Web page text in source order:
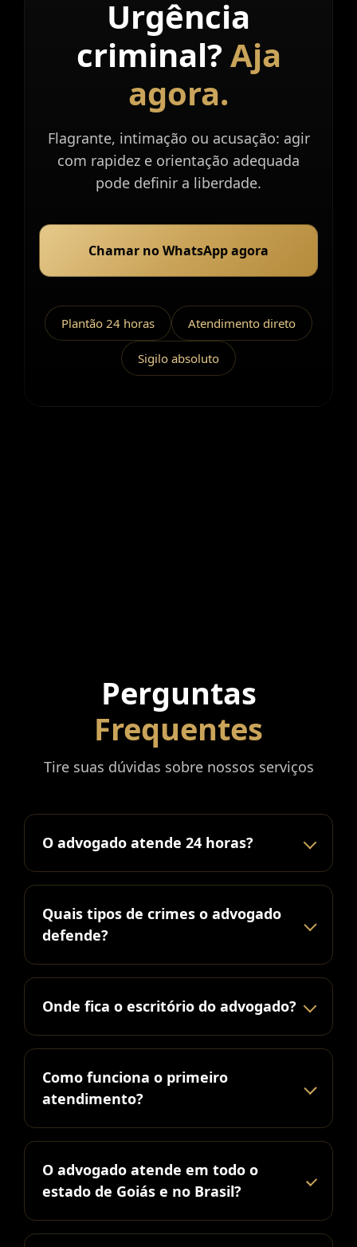
Urgência
criminal?Aja
agora.
Flagrante, intimação ou acusação: agir
com rapidez e orientação adequada
pode definir a liberdade.
Chamar no WhatsApp agora
Plantão 24 horas Atendimento direto
Sigilo absoluto
Perguntas
Frequentes
Tire suas dúvidas sobre nossos serviços
O advogado atende 24 horas?
Quais tipos de crimes o advogado
defende?
Onde fica o escritório do advogado?
Como funciona o primeiro
atendimento?
O advogado atende em todo o
estado de Goiás e no Brasil?